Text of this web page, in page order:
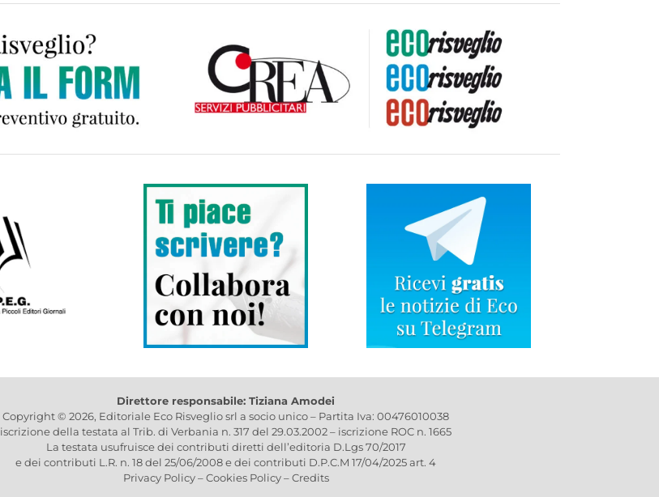
Direttore responsabile: Tiziana Amodei
Copyright © 2026, Editoriale Eco Risveglio srl a socio unico – Partita Iva: 00476010038
iscrizione della testata al Trib. di Verbania n. 317 del 29.03.2002 – iscrizione ROC n. 1665
La testata usufruisce dei contributi diretti dell’editoria D.Lgs 70/2017
e dei contributi L.R. n. 18 del 25/06/2008 e dei contributi D.P.C.M 17/04/2025 art. 4
Privacy Policy–Cookies Policy–Credits